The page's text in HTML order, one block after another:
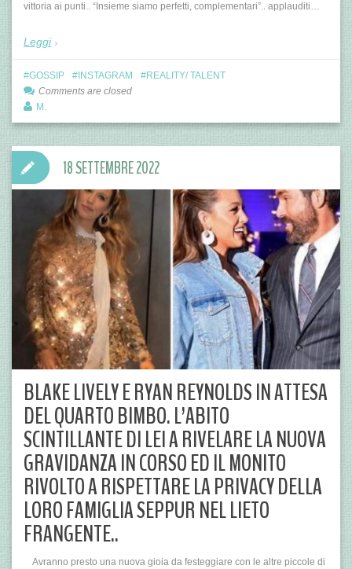
vittoria ai punti.. “Insieme siamo perfetti, complementari”.. applauditi…
Leggi
GOSSIP INSTAGRAM
REALITY/ TALENT
Comments are closed
M.
BLAKE LIVELY E RYAN REYNOLDS IN ATTESA
DEL QUARTO BIMBO. L’ABITO
SCINTILLANTE DI LEI A RIVELARE LA NUOVA
GRAVIDANZA IN CORSO ED IL MONITO
RIVOLTO A RISPETTARE LA PRIVACY DELLA
LORO FAMIGLIA SEPPUR NEL LIETO
FRANGENTE..
Avranno presto una nuova gioia da festeggiare con le altre piccole di
18 SETTEMBRE 2022